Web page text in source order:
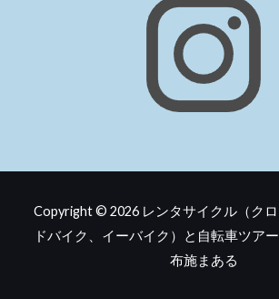
Copyright © 2026 レンタサイクル（ク
ドバイク、イーバイク）と自転車ツア
布施まある